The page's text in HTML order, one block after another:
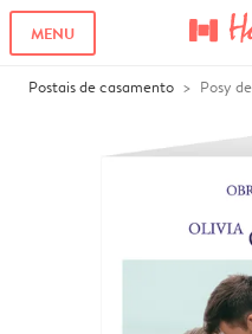
MENU
Postais de casamento Posy